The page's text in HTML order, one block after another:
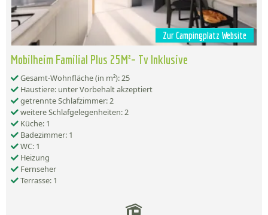
Zur Campingplatz Website
Mobilheim Familial Plus 25M²– Tv Inklusive
Gesamt-Wohnfläche (in m²): 25
Haustiere: unter Vorbehalt akzeptiert
getrennte Schlafzimmer: 2
weitere Schlafgelegenheiten: 2
Küche: 1
Badezimmer: 1
WC: 1
Heizung
Fernseher
Terrasse: 1